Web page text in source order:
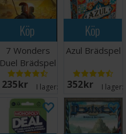
19
Köp
7 Wonders
Duel Brädspel
- Svensk
235 SEK I lager: 20+
Köp
Azul Brädspel
352 SEK I lager: